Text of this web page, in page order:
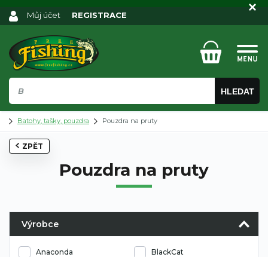
HLEDAT
Můj účet REGISTRACE
Batohy, tašky, pouzdra Pouzdra na pruty
ZPĚT
Pouzdra na pruty
Výrobce
Anaconda
BlackCat